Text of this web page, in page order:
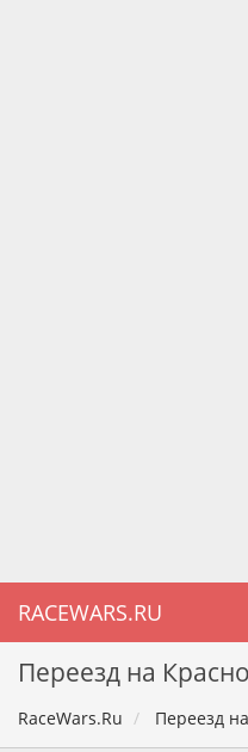
RACEWARS.RU
Переезд на
RaceWars.Ru Переезд